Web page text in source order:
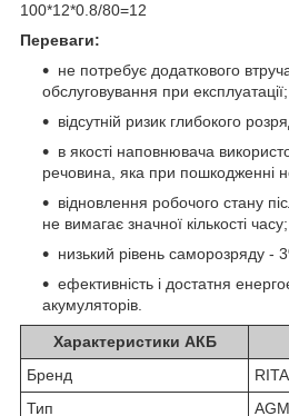
100*12*0.8/80=12
Переваги:
не потребує додаткового
обслуговування при експлуатації;
відсутній ризик глибокого
в якості наповнювача
речовина, яка при пошкодженні
відновлення робочого стану
не вимагає значної кількості часу;
низький рівень саморозряду -
ефективність і достатня
акумуляторів.
Характеристики АКБ
Бренд
Тип